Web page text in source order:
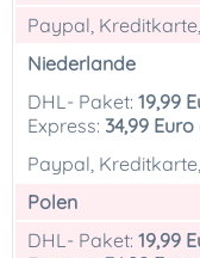
Paypal,
Niederlande
DHL- Paket: 19,99
Express: 34,99 Euro
Paypal,
Polen
DHL- Paket: 19,99